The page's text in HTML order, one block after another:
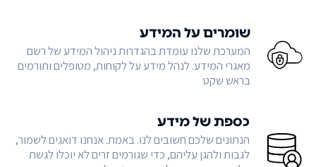
שומרים על המידע
המערכת שלנו עומדת בהגדרות ניהול המידע של רשם
מאגרי המידע. לנהל מידע על לקוחות, מטופלים ותורמים
בראש שקט
כספת של מידע
הנתונים שלכם חשובים לנו. באמת. אנחנו דואגים לשמור,
לגבות ולהגן עליהם, כדי שגורמים זרים לא יוכלו לגשת